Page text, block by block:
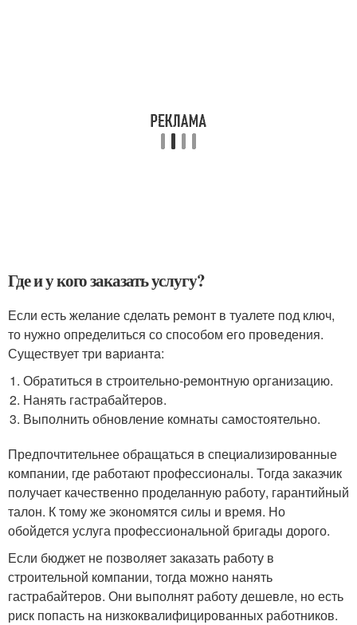
Где и у кого заказать услугу?
Если есть желание сделать ремонт в туалете под ключ,
то нужно определиться со способом его проведения.
Существует три варианта:
Обратиться в строительно-ремонтную организацию.
Нанять гастрабайтеров.
Выполнить обновление комнаты самостоятельно.
Предпочтительнее обращаться в специализированные
компании, где работают профессионалы. Тогда заказчик
получает качественно проделанную работу, гарантийный
талон. К тому же экономятся силы и время. Но
обойдется услуга профессиональной бригады дорого.
Если бюджет не позволяет заказать работу в
строительной компании, тогда можно нанять
гастрабайтеров. Они выполнят работу дешевле, но есть
риск попасть на низкоквалифицированных работников.